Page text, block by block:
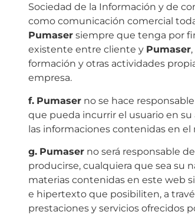
Sociedad de la Información y de
como comunicación comercial
Pumaser siempre que tenga por
existente entre cliente y Pumaser
formación y otras actividades
empresa.
f. Pumaser no se hace
que pueda incurrir el usuario en
las informaciones contenidas en el
g. Pumaser no será responsable
producirse, cualquiera que sea su
materias contenidas en este web
e hipertexto que posibiliten, a
prestaciones y servicios ofrecidos